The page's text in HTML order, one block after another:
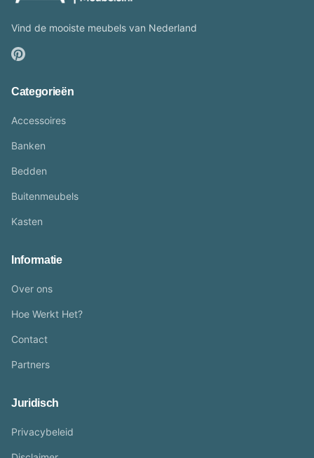
Vind de mooiste meubels van Nederland
Categorieën
Accessoires
Banken
Bedden
Buitenmeubels
Kasten
Informatie
Over ons
Hoe Werkt Het?
Contact
Partners
Juridisch
Privacybeleid